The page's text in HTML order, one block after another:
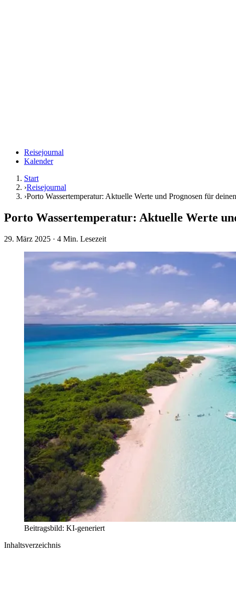
Reisejournal
Kalender
Start
›Reisejournal
›Porto Wassertemperatur: Aktuelle Werte und Prognosen für
Porto Wassertemperatur: Aktuelle Werte
29. März 2025 · 4 Min. Lesezeit
Beitragsbild: KI-generiert
Inhaltsverzeichnis